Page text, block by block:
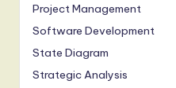
Project Management
Software Development
State Diagram
Strategic Analysis